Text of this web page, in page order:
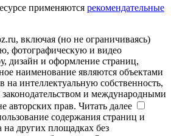
применяются рекомендательные
включая (но не ограничиваясь)
фотографическую и видео
дизайн и оформление страниц,
наименование являются объектами
на интеллектуальную собственность,
и международными
авторских прав. Читать далее
содержания страниц и
на других площадках без